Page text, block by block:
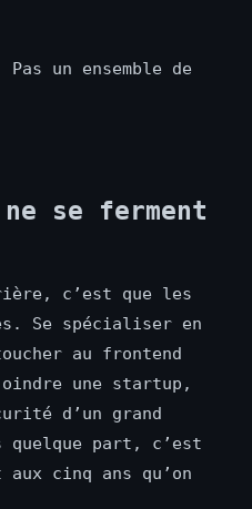
un ensemble de
se ferment
c’est que les
Se spécialiser en
au frontend
une startup,
d’un grand
quelque part, c’est
cinq ans qu’on